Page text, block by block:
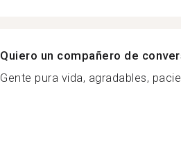
Quiero un compañero de
Gente pura vida, agradables,